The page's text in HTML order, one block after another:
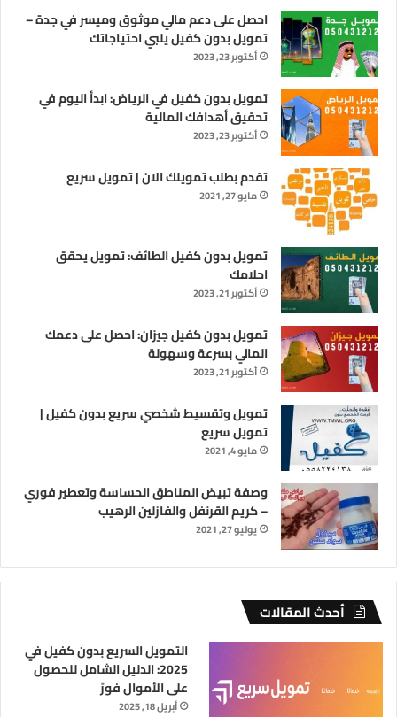
احصل على دعم مالي موثوق وميسر في جدة –
تمويل بدون كفيل يلبي احتياجاتك
أكتوبر 23, 2023
تمويل بدون كفيل في الرياض: ابدأ اليوم في
تحقيق أهدافك المالية
أكتوبر 23, 2023
تقدم بطلب تمويلك الان | تمويل سريع
مايو 27, 2021
تمويل بدون كفيل الطائف: تمويل يحقق
احلامك
أكتوبر 21, 2023
تمويل بدون كفيل جيزان: احصل على دعمك
المالي بسرعة وسهولة
أكتوبر 21, 2023
تمويل وتقسيط شخصي سريع بدون كفيل |
تمويل سريع
مايو 4, 2021
وصفة تبيض المناطق الحساسة وتعطير فوري
– كريم القرنفل والفازلين الرهيب
يوليو 27, 2021
أحدث المقالات
التمويل السريع بدون كفيل في
2025: الدليل الشامل للحصول
على الأموال فورً
أبريل 18, 2025